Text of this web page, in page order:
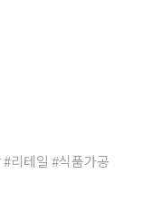
리테일 #식품가공